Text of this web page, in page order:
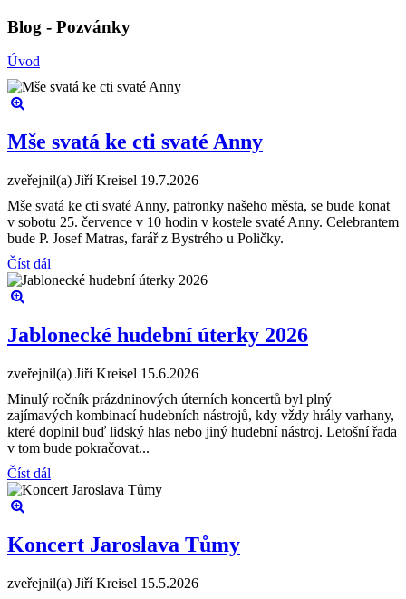
Blog - Pozvánky
Úvod
Mše svatá ke cti svaté Anny
zveřejnil(a) Jiří Kreisel 19.7.2026
Mše svatá ke cti svaté Anny, patronky našeho města, se bude konat
v sobotu 25. července v 10 hodin v kostele svaté Anny. Celebrantem
bude P. Josef Matras, farář z Bystrého u Poličky.
Číst dál
Jablonecké hudební úterky 2026
zveřejnil(a) Jiří Kreisel 15.6.2026
Minulý ročník prázdninových úterních koncertů byl plný
zajímavých kombinací hudebních nástrojů, kdy vždy hrály varhany,
které doplnil buď lidský hlas nebo jiný hudební nástroj. Letošní řada
v tom bude pokračovat...
Číst dál
Koncert Jaroslava Tůmy
zveřejnil(a) Jiří Kreisel 15.5.2026